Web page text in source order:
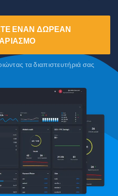
ΈΝΑΝ ΔΩΡΕΆΝ
τα διαπιστευτήριά σας